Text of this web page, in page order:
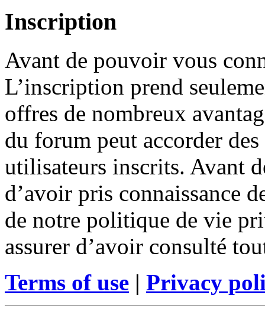
Inscription
Avant de pouvoir vous
L’inscription prend
offres de nombreux
du forum peut accorder
utilisateurs inscrits. Avant
d’avoir pris connaissance
de notre politique de vie
assurer d’avoir consulté
Terms of use | Privacy